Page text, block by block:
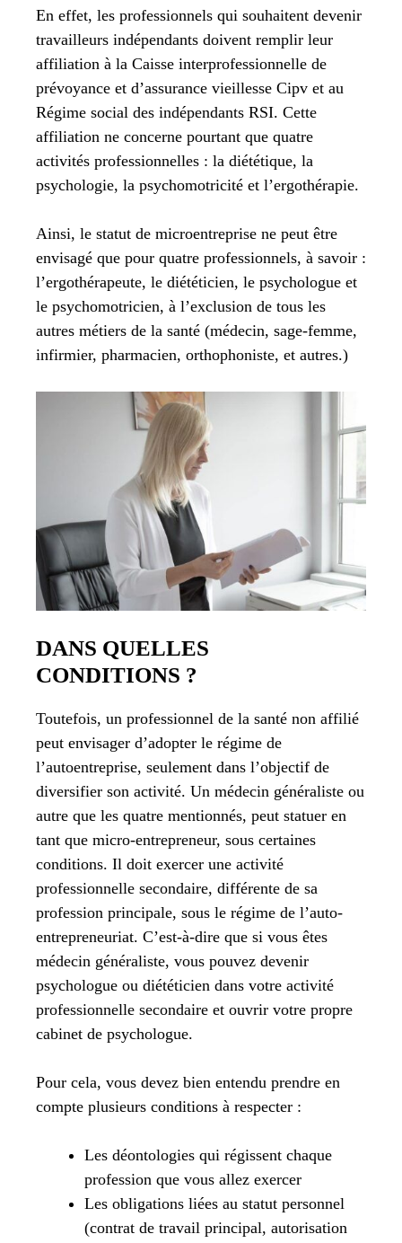
En effet, les professionnels qui souhaitent devenir
travailleurs indépendants doivent remplir leur
affiliation à la Caisse interprofessionnelle de
prévoyance et d’assurance vieillesse Cipv et au
Régime social des indépendants RSI. Cette
affiliation ne concerne pourtant que quatre
activités professionnelles : la diététique, la
psychologie, la psychomotricité et l’ergothérapie.
Ainsi, le statut de microentreprise ne peut être
envisagé que pour quatre professionnels, à savoir :
l’ergothérapeute, le diététicien, le psychologue et
le psychomotricien, à l’exclusion de tous les
autres métiers de la santé (médecin, sage-femme,
infirmier, pharmacien, orthophoniste, et autres.)
DANS QUELLES
CONDITIONS ?
Toutefois, un professionnel de la santé non affilié
peut envisager d’adopter le régime de
l’autoentreprise, seulement dans l’objectif de
diversifier son activité. Un médecin généraliste ou
autre que les quatre mentionnés, peut statuer en
tant que micro-entrepreneur, sous certaines
conditions. Il doit exercer une activité
professionnelle secondaire, différente de sa
profession principale, sous le régime de l’auto-
entrepreneuriat. C’est-à-dire que si vous êtes
médecin généraliste, vous pouvez devenir
psychologue ou diététicien dans votre activité
professionnelle secondaire et ouvrir votre propre
cabinet de psychologue.
Pour cela, vous devez bien entendu prendre en
compte plusieurs conditions à respecter :
Les déontologies qui régissent chaque
profession que vous allez exercer
Les obligations liées au statut personnel
(contrat de travail principal, autorisation